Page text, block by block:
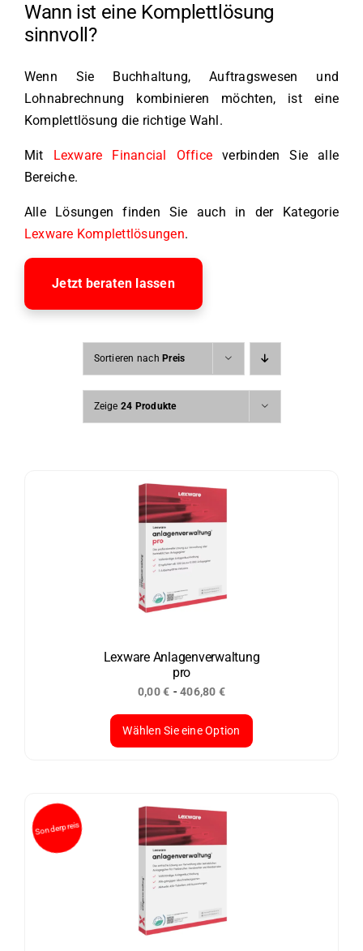
Wann ist eine Komplettlösung
sinnvoll?
Wenn Sie Buchhaltung, Auftragswesen und
Lohnabrechnung kombinieren möchten, ist eine
Komplettlösung die richtige Wahl.
Mit Lexware Financial Office verbinden Sie alle
Bereiche.
Alle Lösungen finden Sie auch in der Kategorie
Lexware Komplettlösungen.
Jetzt beraten lassen
Sortieren nach Preis
Zeige 24 Produkte
Lexware Anlagenverwaltung
pro
0,00€ -406,80 €
Wählen Sie eine Option
mehrere
Varianten
Optionen
können